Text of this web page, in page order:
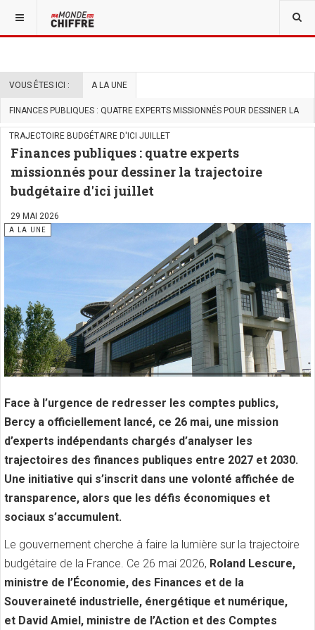
VOUS ÊTES ICI : A LA UNE
FINANCES PUBLIQUES : QUATRE EXPERTS MISSIONNÉS POUR DESSINER LA
TRAJECTOIRE BUDGÉTAIRE D'ICI JUILLET
Finances publiques : quatre experts
missionnés pour dessiner la trajectoire
budgétaire d'ici juillet
29 MAI 2026
A LA UNE
Face à l’urgence de redresser les comptes publics,
Bercy a officiellement lancé, ce 26 mai, une mission
d’experts indépendants chargés d’analyser les
trajectoires des finances publiques entre 2027 et 2030.
Une initiative qui s’inscrit dans une volonté affichée de
transparence, alors que les défis économiques et
sociaux s’accumulent.
Le gouvernement cherche à faire la lumière sur la trajectoire
budgétaire de la France. Ce 26 mai 2026, Roland Lescure,
ministre de l’Économie, des Finances et de la
Souveraineté industrielle, énergétique et numérique,
et David Amiel, ministre de l’Action et des Comptes